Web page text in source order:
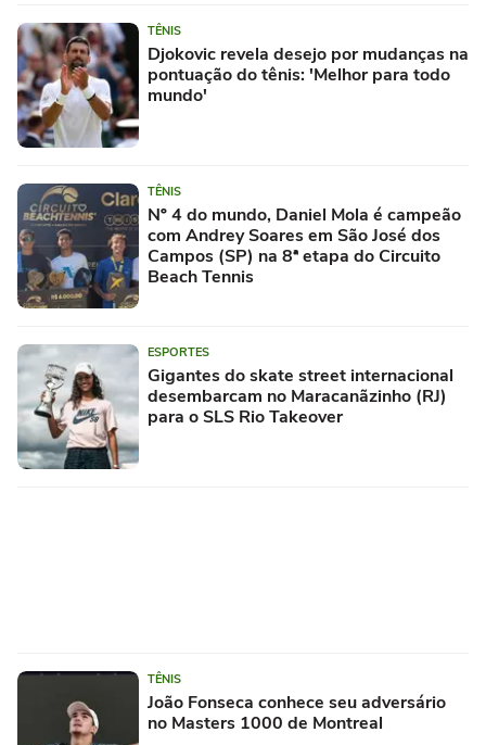
TÊNIS
Djokovic revela desejo por mudanças na
pontuação do tênis: 'Melhor para todo
mundo'
TÊNIS
Nº 4 do mundo, Daniel Mola é campeão
com Andrey Soares em São José dos
Campos (SP) na 8ª etapa do Circuito
Beach Tennis
ESPORTES
Gigantes do skate street internacional
desembarcam no Maracanãzinho (RJ)
para o SLS Rio Takeover
TÊNIS
João Fonseca conhece seu adversário
no Masters 1000 de Montreal